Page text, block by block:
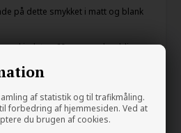
af statistik og til trafikmåling.
forbedring af hjemmesiden. Ved at
du brugen af cookies.
på dette smykket i matt og blank
og kjedet er 60 cm, men kan bli